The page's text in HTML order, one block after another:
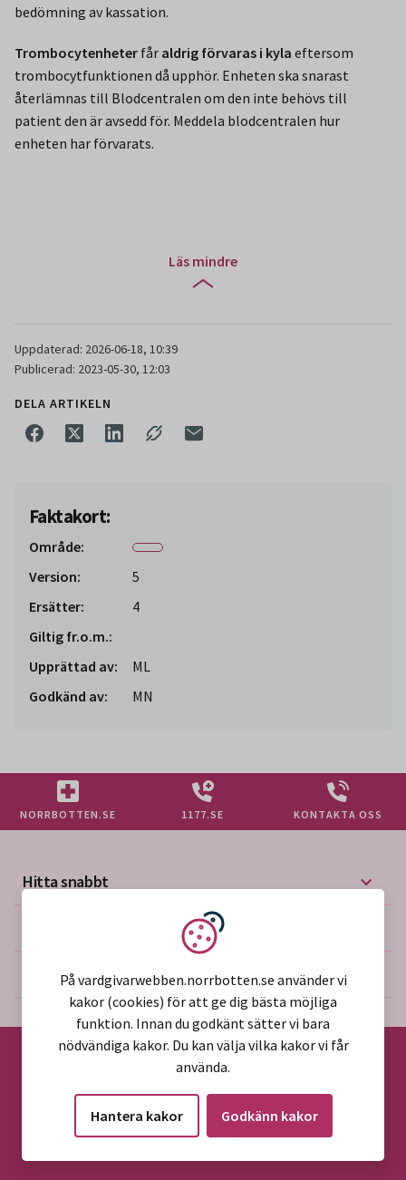
bedömning av kassation.
Trombocytenheter får aldrig förvaras i kyla eftersom
trombocytfunktionen då upphör. Enheten ska snarast
återlämnas till Blodcentralen om den inte behövs till
patient den är avsedd för. Meddela blodcentralen hur
enheten har förvarats.
Läs mindre
Uppdaterad: 2026-06-18, 10:39
Publicerad: 2023-05-30, 12:03
DELA ARTIKELN
Faktakort:
Område:
Version:
5
Ersätter:
4
Giltig fr.o.m.:
Upprättad av:
ML
Godkänd av:
MN
NORRBOTTEN.SE 1177.SE KONTAKTA OSS
Hitta snabbt
Mer på vårdgivarwebben
Om webbplatsen
©2026 Region Norrbotten
Vi använder kakor
På vardgivarwebben.norrbotten.se använder vi
kakor (cookies) för att ge dig bästa möjliga
funktion. Innan du godkänt sätter vi bara
nödvändiga kakor. Du kan välja vilka kakor vi får
använda.
Hantera kakor Godkänn kakor